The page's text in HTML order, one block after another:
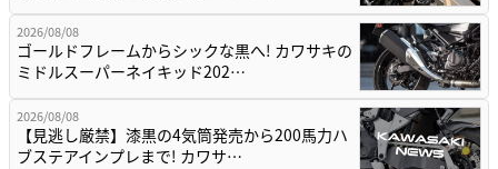
2026/08/08
ゴールドフレームからシックな黒へ! カワサキの
ミドルスーパーネイキッド202…
2026/08/08
【見逃し厳禁】漆黒の4気筒発売から200馬力ハ
ブステアインプレまで! カワサ…